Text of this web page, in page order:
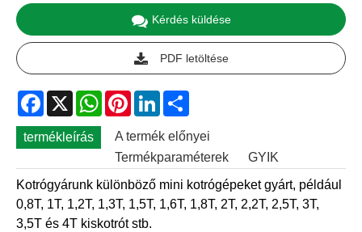
Kérdés küldése
PDF letöltése
Facebook
X WhatsApp
PinterestLinkedIn
termékleírás
A termék előnyei
Termékparaméterek
GYIK
Kotrógyárunk különböző mini kotrógépeket gyárt, például
0,8T, 1T, 1,2T, 1,3T, 1,5T, 1,6T, 1,8T, 2T, 2,2T, 2,5T, 3T,
3,5T és 4T kiskotrót stb.